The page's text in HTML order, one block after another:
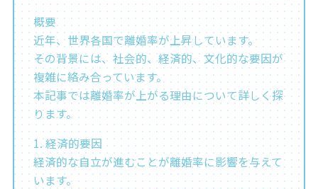
概要
近年、世界各国で離婚率が上昇しています。
その背景には、社会的、経済的、文化的な要因が
複雑に絡み合っています。
本記事では離婚率が上がる理由について詳しく探
ります。
1. 経済的要因
経済的な自立が進むことが離婚率に影響を与えて
います。